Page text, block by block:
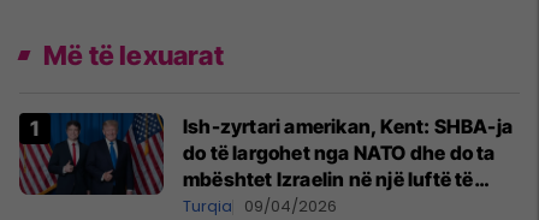
Më të lexuarat
Ish-zyrtari amerikan, Kent: SHBA-ja
do të largohet nga NATO dhe do ta
mbështet Izraelin në një luftë të
mundshme me Turqinë në Siri
Turqia 09/04/2026